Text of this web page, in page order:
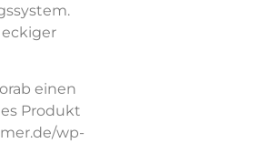
einen
Produkt
wp-